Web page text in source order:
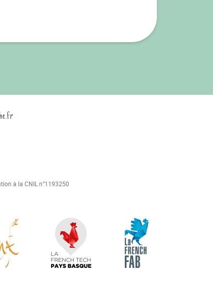
à la CNIL n°1193250